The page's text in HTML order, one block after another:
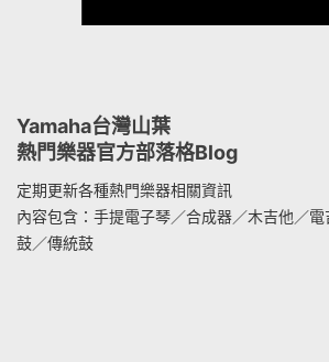
Yamaha台灣山葉
熱門樂器官方部落格Blog
定期更新各種熱門樂器相關資訊
內容包含：手提電子琴／合成器／木吉他／
鼓／傳統鼓